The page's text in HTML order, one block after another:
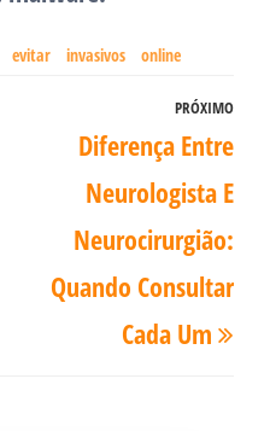
evitar invasivos online
PRÓXIMO
Diferença Entre
Neurologista E
Neurocirurgião:
Quando Consultar
Cada Um